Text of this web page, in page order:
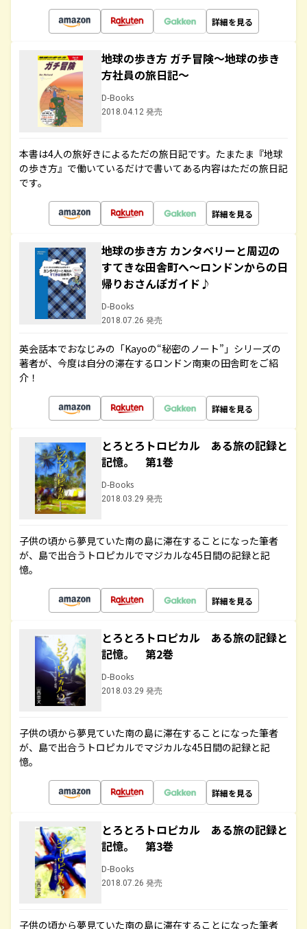
詳細を見る
地球の歩き方 ガチ冒険～地球の歩き
方社員の旅日記～
D-Books
2018.04.12 発売
本書は4人の旅好きによるただの旅日記です。たまたま『地球
の歩き方』で働いているだけで書いてある内容はただの旅日記
です。
詳細を見る
地球の歩き方 カンタベリーと周辺の
すてきな田舎町へ～ロンドンからの日
帰りおさんぽガイド♪
D-Books
2018.07.26 発売
英会話本でおなじみの「Kayoの“秘密のノート”」シリーズの
著者が、今度は自分の滞在するロンドン南東の田舎町をご紹
介！
詳細を見る
とろとろトロピカル ある旅の記録と
記憶。 第1巻
D-Books
2018.03.29 発売
子供の頃から夢見ていた南の島に滞在することになった筆者
が、島で出合うトロピカルでマジカルな45日間の記録と記
憶。
詳細を見る
とろとろトロピカル ある旅の記録と
記憶。 第2巻
D-Books
2018.03.29 発売
子供の頃から夢見ていた南の島に滞在することになった筆者
が、島で出合うトロピカルでマジカルな45日間の記録と記
憶。
詳細を見る
とろとろトロピカル ある旅の記録と
記憶。 第3巻
D-Books
2018.07.26 発売
子供の頃から夢見ていた南の島に滞在することになった筆者